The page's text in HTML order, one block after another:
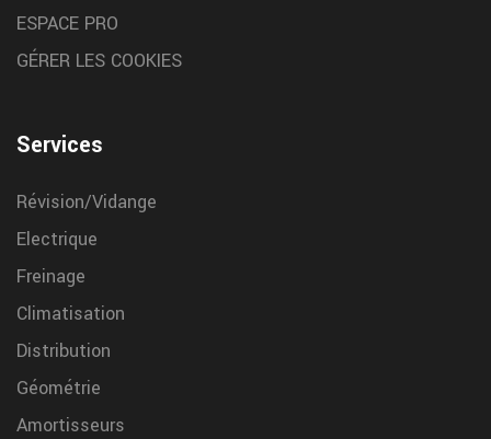
ESPACE PRO
GÉRER LES COOKIES
Services
Révision/Vidange
Electrique
Freinage
Climatisation
Distribution
Géométrie
Amortisseurs